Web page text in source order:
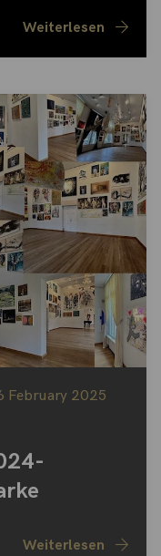
Weiterlesen
February 2025
Weiterlesen